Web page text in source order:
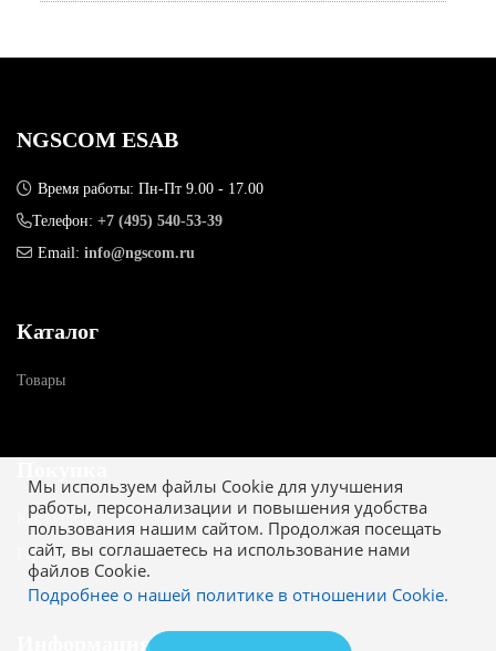
Мы используем файлы Cookie для улучшения
работы, персонализации и повышения удобства
пользования нашим сайтом. Продолжая посещать
сайт, вы соглашаетесь на использование нами
файлов Cookie.
Подробнее о нашей политике в отношении Cookie.
NGSCOM ESAB
Время работы: Пн-Пт 9.00 - 17.00
Телефон: +7 (495) 540-53-39
Email: info@ngscom.ru
Каталог
Товары
Как купить
Гарантия
Информация